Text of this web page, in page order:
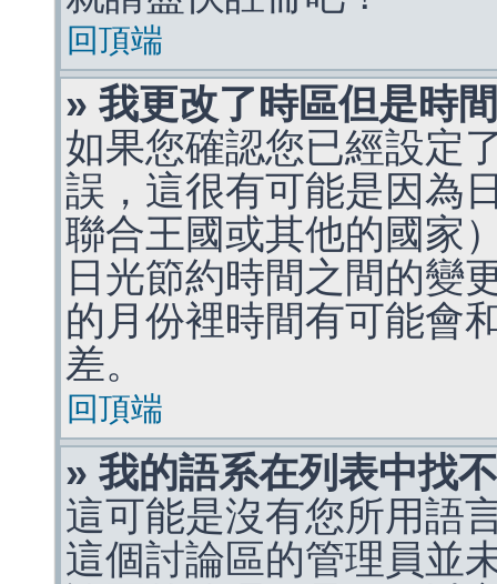
回頂端
» 我更改了時區但是時
如果您確認您已經設定
誤，這很有可能是因為
聯合王國或其他的國家
日光節約時間之間的變
的月份裡時間有可能會
差。
回頂端
» 我的語系在列表中找
這可能是沒有您所用語
這個討論區的管理員並